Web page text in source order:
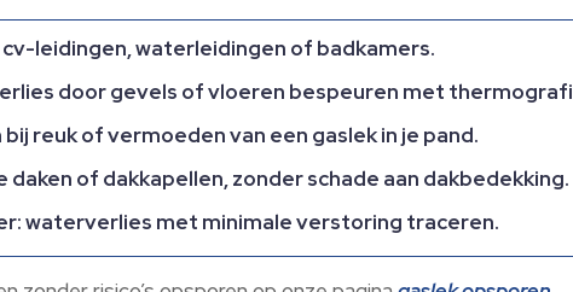
leidingen, waterleidingen of badkamers.
door gevels of vloeren bespeuren met
reuk of vermoeden van een gaslek in je pand.
of dakkapellen, zonder schade aan dakbedekking.
waterverlies met minimale verstoring traceren.